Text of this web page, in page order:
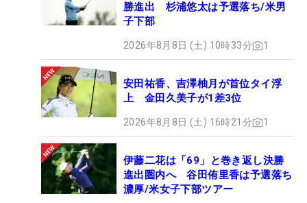
勝進出 杉浦悠太は予選落ち/米男
子下部
2026年8月8日 (土) 10時33分 1
安田祐香、吉澤柚月が首位タイ浮
上 金田久美子が1差3位
2026年8月8日 (土) 16時21分 1
伊藤二花は「69」と巻き返し決勝
進出圏内へ 谷田侑里香は予選落ち
濃厚/米女子下部ツアー